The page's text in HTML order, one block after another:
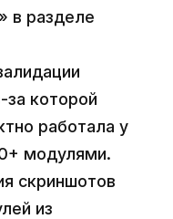
в разделе
за которой
работала у
модулями.
скриншотов
из